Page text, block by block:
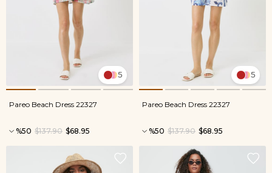
5
Pareo Beach Dress 22327
%50 $68.95
$137.90
5
Pareo Beach Dress 22327
%50 $68.95
$137.90